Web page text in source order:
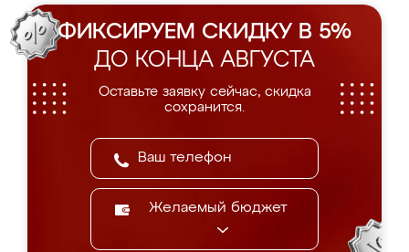
ФИКСИРУЕМ СКИДКУ В 5%
ДО КОНЦА АВГУСТА
Оставьте заявку сейчас, скидка
сохранится.
Желаемый бюджет